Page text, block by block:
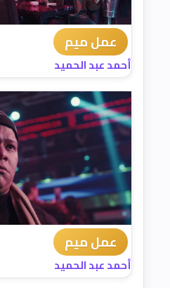
عمل ميم
أحمد عبد الحميد
عمل ميم
أحمد عبد الحميد